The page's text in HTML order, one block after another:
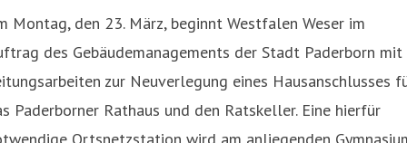
Montag, den 23. März, beginnt Westfalen Weser im
des Gebäudemanagements der Stadt Paderborn mit
zur Neuverlegung eines Hausanschlusses
Paderborner Rathaus und den Ratskeller. Eine hierfür